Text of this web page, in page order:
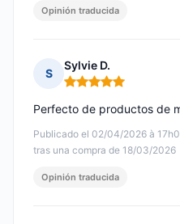
Opinión traducida
S
Sylvie D.
Nota: 5 de 5
Publicado el 02/04/2026 à
tras una compra de 18/03/2026
Perfecto de productos de
Opinión traducida